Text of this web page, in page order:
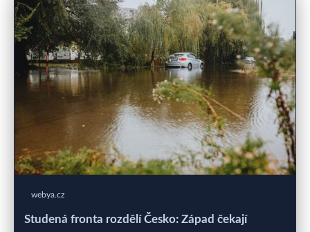
webya.cz
Studená fronta rozdělí Česko: Západ čekají